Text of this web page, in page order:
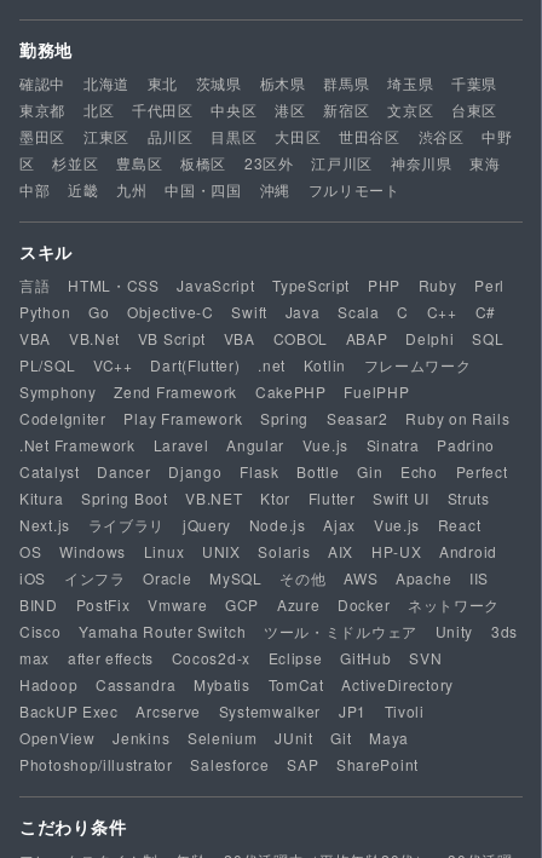
勤務地
確認中 北海道 東北 茨城県 栃木県 群馬県 埼玉県
千葉県
東京都
北区 千代田区 中央区 港区 新宿区 文京区
台東区
墨田区
江東区 品川区 目黒区 大田区 世田谷区 渋谷区
中野
区
杉並区 豊島区 板橋区 23区外 江戸川区 神奈川県
東海
中部
近畿 九州 中国・四国 沖縄 フルリモート
スキル
言語 HTML・CSS JavaScript TypeScript PHP Ruby
Perl
Python
Go Objective-C Swift Java Scala C C++
C#
VBA
VB.Net VB Script VBA COBOL ABAP Delphi
SQL
PL/SQL
VC++ Dart(Flutter) .net Kotlin
フレームワーク
Symphony
Zend Framework CakePHP
FuelPHP
CodeIgniter
Play Framework Spring Seasar2
Ruby on Rails
.Net Framework
Laravel Angular Vue.js Sinatra
Padrino
Catalyst
Dancer Django Flask Bottle Gin Echo
Perfect
Kitura
Spring Boot VB.NET Ktor Flutter Swift UI
Struts
Next.js
ライブラリ jQuery Node.js Ajax Vue.js
React
OS
Windows Linux UNIX Solaris AIX HP-UX
Android
iOS
インフラ Oracle MySQL その他 AWS Apache
IIS
BIND
PostFix Vmware GCP Azure Docker
ネットワーク
Cisco
Yamaha Router Switch ツール・ミドルウェア Unity
3ds
max
after effects Cocos2d-x Eclipse GitHub
SVN
Hadoop
Cassandra Mybatis TomCat
ActiveDirectory
BackUP Exec
Arcserve Systemwalker JP1
Tivoli
OpenView
Jenkins Selenium JUnit Git
Maya
Photoshop/illustrator
Salesforce SAP SharePoint
こだわり条件